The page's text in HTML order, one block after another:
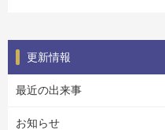
更新情報
最近の出来事
お知らせ